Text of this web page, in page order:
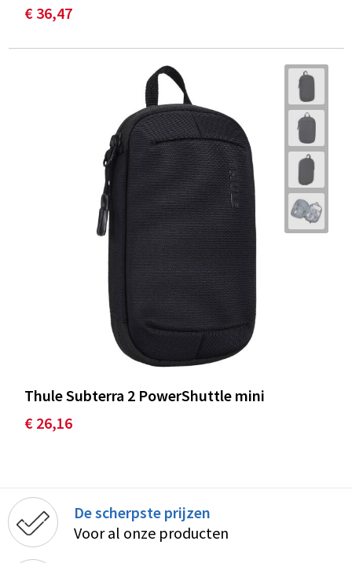
€ 36,47
Thule Subterra 2 PowerShuttle mini
€ 26,16
De scherpste prijzen
Voor al onze producten